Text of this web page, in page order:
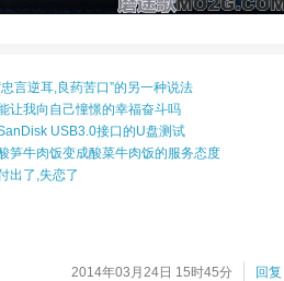
忠言逆耳,良药苦口”的另一种说法
让我向自己憧憬的幸福奋斗吗
USB3.0接口的U盘测试
笋牛肉饭变成酸菜牛肉饭的服务态度
出了,失恋了
回复
2014年03月24日 15时45分